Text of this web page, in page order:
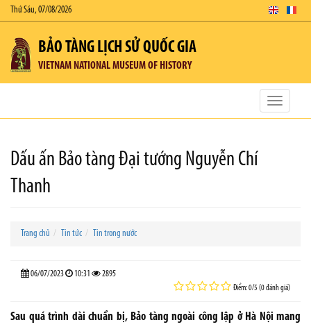
Thứ Sáu, 07/08/2026
BẢO TÀNG LỊCH SỬ QUỐC GIA
VIETNAM NATIONAL MUSEUM OF HISTORY
Toggle
Dấu ấn Bảo tàng Đại tướng Nguyễn Chí
Thanh
Trang chủ Tin tức Tin trong nước
06/07/2023 10:31 2895
Điểm: 0/5 (0 đánh giá)
Sau quá trình dài chuẩn bị, Bảo tàng ngoài công lập ở Hà Nội mang